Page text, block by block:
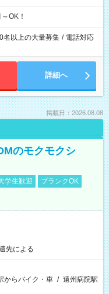
OK！
名以上の大量募集 / 電話対応
詳細へ
掲載日：2026.08.08
のモクモクシ
学生歓迎
ブランクOK
先による
からバイク・車 / 遠州病院駅